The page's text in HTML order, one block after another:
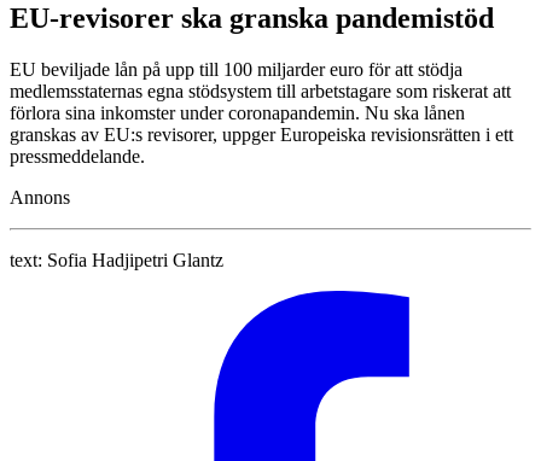
EU-revisorer ska granska pandemistöd
EU beviljade lån på upp till 100 miljarder euro för att stödja
medlemsstaternas egna stödsystem till arbetstagare som riskerat att
förlora sina inkomster under coronapandemin. Nu ska lånen
granskas av EU:s revisorer, uppger Europeiska revisionsrätten i ett
pressmeddelande.
Annons
text: Sofia Hadjipetri Glantz